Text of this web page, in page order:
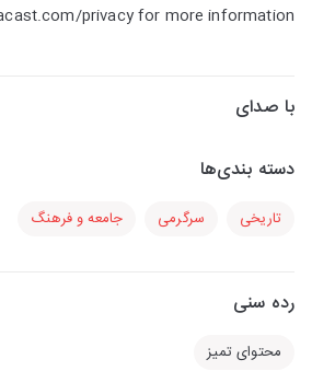
privacy for more information.
با صدای
دسته بندی‌ها
تاریخی سرگرمی جامعه و فرهنگ
رده سنی
محتوای تمیز